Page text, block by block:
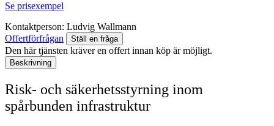
Se prisexempel
Kontaktperson: Ludvig Wallmann
Offertförfrågan
Ställ en fråga
Den här tjänsten kräver en offert innan köp är möjligt.
Beskrivning
Risk- och säkerhetsstyrning inom
spårbunden infrastruktur